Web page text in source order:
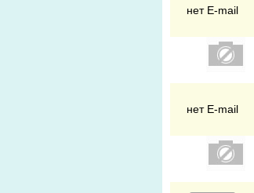
нет E-mail
нет E-mail